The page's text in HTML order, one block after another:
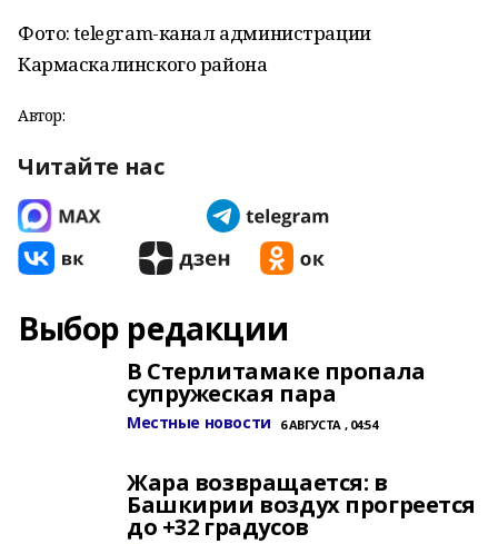
Фото: telegram-канал администрации
Кармаскалинского района
Автор:
Читайте нас
Выбор редакции
В Стерлитамаке пропала
супружеская пара
Местные новости 6 АВГУСТА , 04:54
Жара возвращается: в
Башкирии воздух прогреется
до +32 градусов